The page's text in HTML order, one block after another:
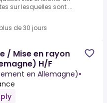
sur lesquelles sont ...
de 30 jours
/ Mise en rayon
H/F
en Allemagne)•